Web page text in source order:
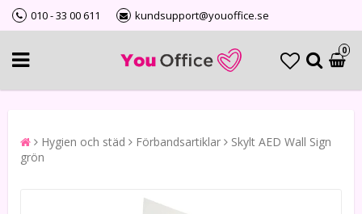
010 - 33 00 611 kundsupport@youoffice.se
0
Hygien och städ Förbandsartiklar
Skylt AED Wall Sign
grön